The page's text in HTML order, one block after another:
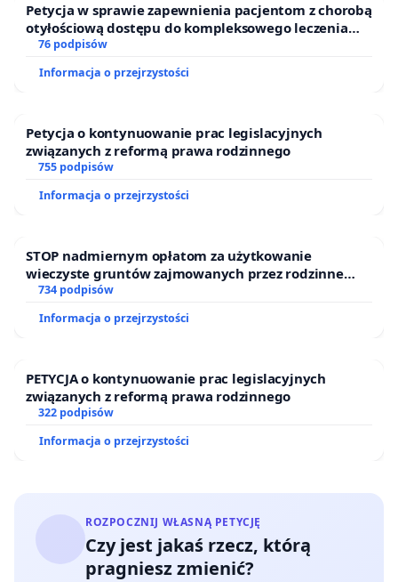
Petycja w sprawie zapewnienia pacjentom z chorobą
otyłościową dostępu do kompleksowego leczenia
oraz programów profilaktycznych.
76 podpisów
Informacja o przejrzystości
Petycja o kontynuowanie prac legislacyjnych
związanych z reformą prawa rodzinnego
755 podpisów
Informacja o przejrzystości
STOP nadmiernym opłatom za użytkowanie
wieczyste gruntów zajmowanych przez rodzinne
ogrody działkowe.
734 podpisów
Informacja o przejrzystości
PETYCJA o kontynuowanie prac legislacyjnych
związanych z reformą prawa rodzinnego
322 podpisów
Informacja o przejrzystości
ROZPOCZNIJ WŁASNĄ PETYCJĘ
Czy jest jakaś rzecz, którą
pragniesz zmienić?